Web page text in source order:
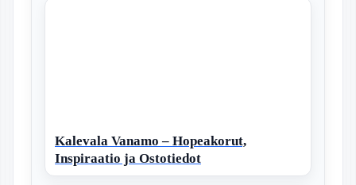
Kalevala Vanamo – Hopeakorut,
Inspiraatio ja Ostotiedot